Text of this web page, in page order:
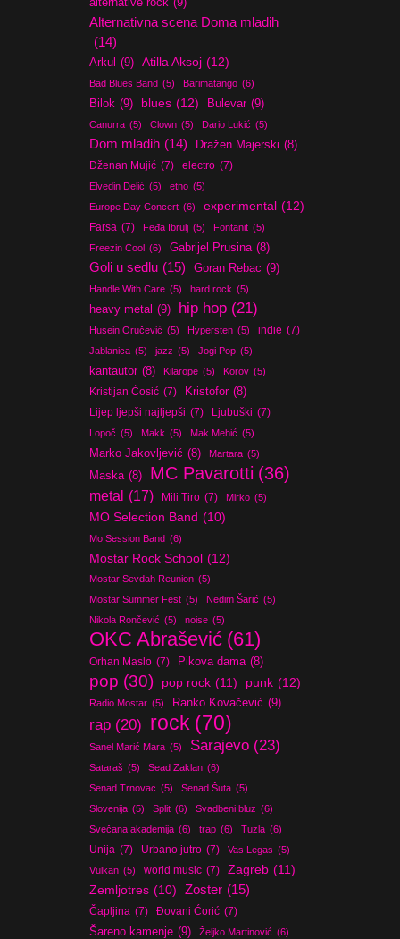
Alternativna scena Doma mladih
(14)
Arkul (9) Atilla Aksoj (12)
Bad Blues Band (5) Barimatango (6)
Bilok (9) blues (12) Bulevar (9)
Canurra (5) Clown (5) Dario Lukić (5)
Dom mladih (14) Dražen Majerski (8)
Dženan Mujić (7) electro (7)
Elvedin Delić (5) etno (5)
Europe Day Concert (6) experimental (12)
Farsa (7) Feđa Ibrulj (5) Fontanit (5)
Freezin Cool (6) Gabrijel Prusina (8)
Goli u sedlu (15) Goran Rebac (9)
Handle With Care (5) hard rock (5)
heavy metal (9) hip hop (21)
Husein Oručević (5) Hypersten (5) indie (7)
Jablanica (5) jazz (5) Jogi Pop (5)
kantautor (8) Kilarope (5) Korov (5)
Kristijan Ćosić (7) Kristofor (8)
Lijep ljepši najljepši (7) Ljubuški (7)
Lopoč (5) Makk (5) Mak Mehić (5)
Marko Jakovljević (8) Martara (5)
Maska (8) MC Pavarotti (36)
metal (17) Mili Tiro (7) Mirko (5)
MO Selection Band (10)
Mo Session Band (6)
Mostar Rock School (12)
Mostar Sevdah Reunion (5)
Mostar Summer Fest (5) Nedim Šarić (5)
Nikola Rončević (5) noise (5)
OKC Abrašević (61)
Orhan Maslo (7) Pikova dama (8)
pop (30) pop rock (11) punk (12)
Radio Mostar (5) Ranko Kovačević (9)
rap (20) rock (70)
Sanel Marić Mara (5) Sarajevo (23)
Sataraš (5) Sead Zaklan (6)
Senad Trnovac (5) Senad Šuta (5)
Slovenija (5) Split (6) Svadbeni bluz (6)
Svečana akademija (6) trap (6) Tuzla (6)
Unija (7) Urbano jutro (7) Vas Legas (5)
Vulkan (5) world music (7) Zagreb (11)
Zemljotres (10) Zoster (15)
Čapljina (7) Đovani Ćorić (7)
Šareno kamenje (9) Željko Martinović (6)